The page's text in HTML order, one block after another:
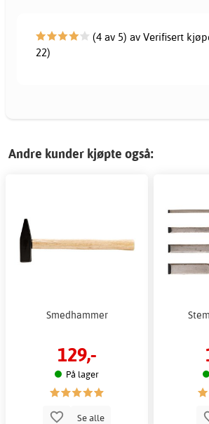
(4 av 5) av Verifisert
22)
Andre kunder kjøpte også:
Smedhammer
129,-
På lager
Se alle